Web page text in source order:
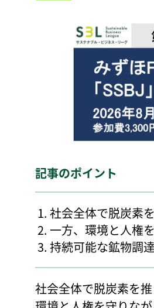
記事のポイント
社会全体で脱炭素
一方、環境と人権
持続可能な鉱物調
社会全体で脱炭素を